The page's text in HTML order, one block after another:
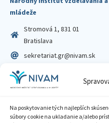
Na poskytovanie tých najlepších
súbory cookie na ukladanie a/alebo
mládeže
Stromová 1, 831 01
Bratislava
sekretariat.gr@nivam.sk
IČO: 00164348
DIČ: 2020798714